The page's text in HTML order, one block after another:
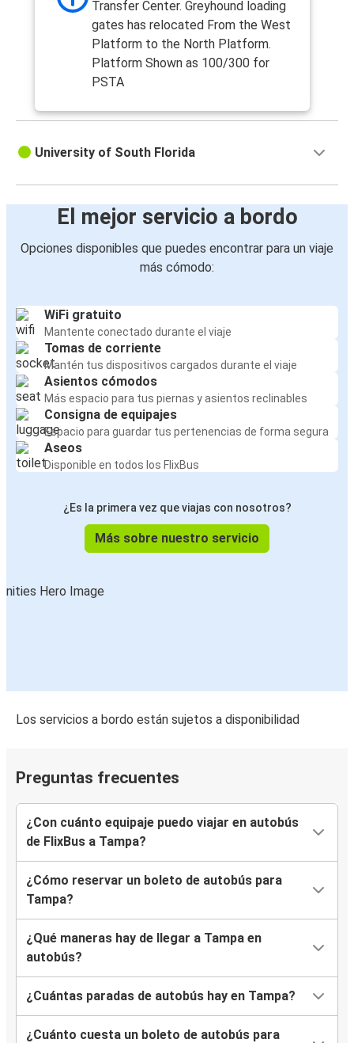
Tampa, FL
Tampa, FL
Jacksonville, FL
Tampa, FL
Tampa, FL
Tampa, FL
Washington, D.C.
Tampa, FL
Panamá City, FL
Tampa, FL
Tampa, FL
Tampa, FL
Houston, TX
Tampa, FL
Tampa, FL
Tampa, FL
Washington, D.C.
Tampa, FL
Dallas, TX
Transfer Center. Greyhound loading
gates has relocated From the West
Platform to the North Platform.
Platform Shown as 100/300 for
PSTA
University of South Florida
El mejor servicio a bordo
Opciones disponibles que puedes encontrar para un viaje
más cómodo:
WiFi gratuito
Mantente conectado durante el viaje
Tomas de corriente
Mantén tus dispositivos cargados durante el viaje
Asientos cómodos
Más espacio para tus piernas y asientos reclinables
Consigna de equipajes
Espacio para guardar tus pertenencias de forma segura
Aseos
Disponible en todos los FlixBus
¿Es la primera vez que viajas con nosotros?
Más sobre nuestro servicio
Los servicios a bordo están sujetos a disponibilidad
Preguntas frecuentes
¿Con cuánto equipaje puedo viajar en autobús
de FlixBus a Tampa?
¿Cómo reservar un boleto de autobús para
Tampa?
¿Qué maneras hay de llegar a Tampa en
autobús?
¿Cuántas paradas de autobús hay en Tampa?
¿Cuánto cuesta un boleto de autobús para